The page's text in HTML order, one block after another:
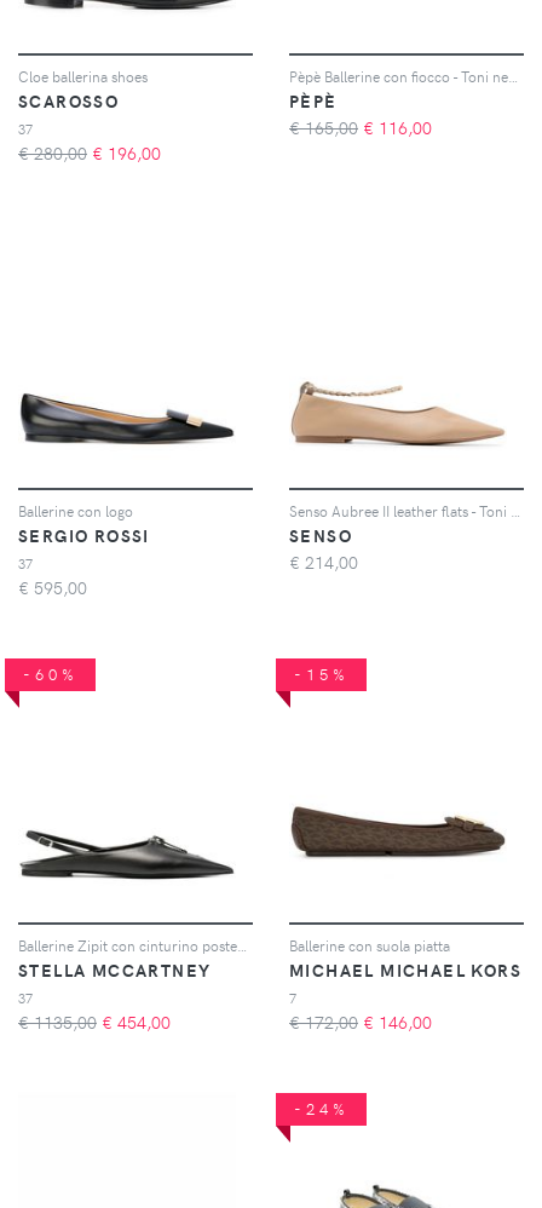
Cloe ballerina shoes
SCAROSSO
37
€ 280,00 € 196,00
PÈPÈ
€ 165,00 € 116,00
Ballerine con logo
SERGIO ROSSI
37
€ 595,00
SENSO
€ 214,00
-60%
STELLA MCCARTNEY
37
€ 1135,00 € 454,00
-15%
Ballerine con suola piatta
MICHAEL MICHAEL KORS
7
€ 172,00 € 146,00
-24%